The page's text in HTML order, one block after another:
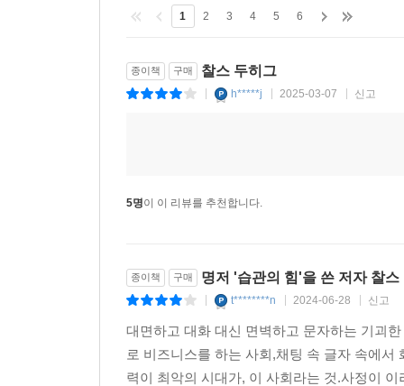
1 2 3 4 5 6
종이책 구매 찰스 두히그
h*****j 2025-03-07 신고
5명이 이 리뷰를 추천합니다.
종이책 구매 명저 '습관의 힘'을 쓴 저자 찰
t********n 2024-06-28 신고
대면하고 대화 대신 면벽하고 문자하는 기괴
로 비즈니스를 하는 사회,채팅 속 글자 속에
력이 최악의 시대가, 이 사회라는 것.사정이